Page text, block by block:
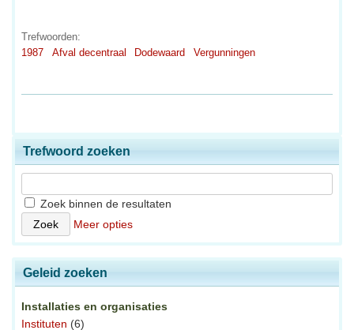
Trefwoorden:
1987
Afval decentraal Dodewaard Vergunningen
Trefwoord zoeken
Zoek binnen de resultaten
Meer opties
Geleid zoeken
Installaties en organisaties
Instituten (6)